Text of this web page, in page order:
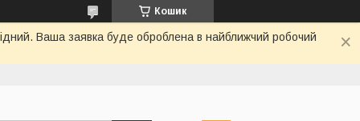
Кошик
Ваша заявка буде оброблена в найближчий робочий